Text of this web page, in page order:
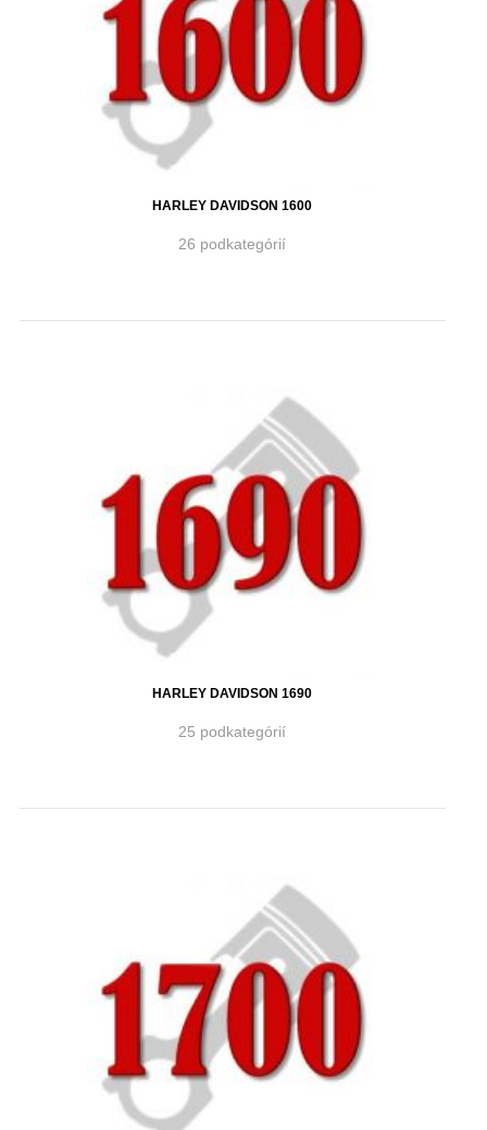
HARLEY DAVIDSON 1600
26 podkategórií
HARLEY DAVIDSON 1690
25 podkategórií